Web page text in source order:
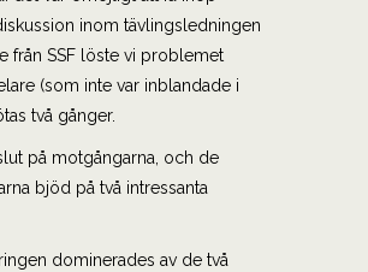
inom tävlingsledningen
från SSF löste vi problemet
(som inte var inblandade i
två gånger.
på motgångarna, och de
bjöd på två intressanta
dominerades av de två